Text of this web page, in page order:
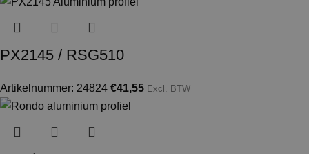
PX2145 / RSG510
Artikelnummer: 24824 €41,55 Excl. BTW